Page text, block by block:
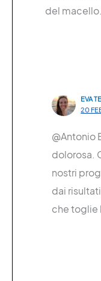
del macello.
EVA
20
@Antonio
dolorosa.
nostri
dai
che toglie